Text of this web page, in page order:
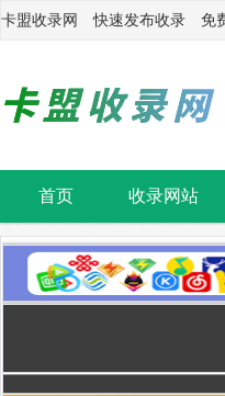
卡盟收录网 快速发布收录 免
首页 收录网站